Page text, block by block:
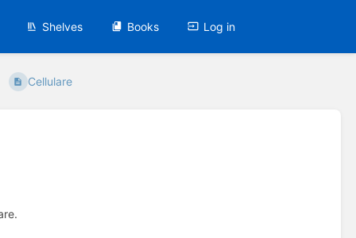
Shelves Books Log in
Cellulare